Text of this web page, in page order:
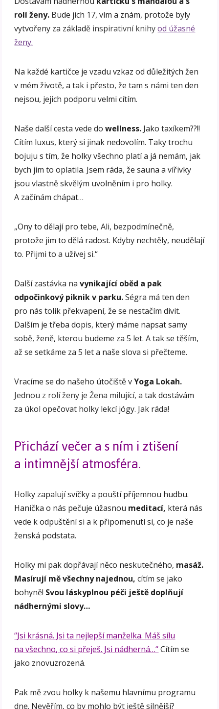
rolí ženy. Bude jich 17, vím a znám, protože byly
vytvořeny za základě inspirativní knihyod úžasné
ženy.
Na každé kartičce je vzadu vzkaz od důležitých žen
v mém životě, a tak i přesto, že tam s námi ten den
nejsou, jejich podporu velmi cítím.
Naše další cesta vede dowellness. Jako taxíkem??!!
Cítím luxus, který si jinak nedovolím. Taky trochu
bojuju s tím, že holky všechno platí a já nemám, jak
bych jim to oplatila. Jsem ráda, že sauna a vířivky
jsou vlastně skvělým uvolněním i pro holky.
A začínám chápat…
„Ony to dělají pro tebe, Ali, bezpodmínečně,
protože jim to dělá radost. Kdyby nechtěly, neudělají
to. Přijmi to a užívej si.“
Další zastávka navynikající oběd a pak
odpočinkový piknik v parku.Ségra má ten den
pro nás tolik překvapení, že se nestačím divit.
Dalším je třeba dopis, který máme napsat samy
sobě, ženě, kterou budeme za 5 let. A tak se těším,
až se setkáme za 5 let a naše slova si přečteme.
Vracíme se do našeho útočiště vYoga Lokah.
Jednou z rolí ženy je Žena milující, a tak dostávám
za úkol opečovat holky lekcí jógy. Jak ráda!
Přichází večer a s ním i ztišení
a intimnější atmosféra.
Holky zapalují svíčky a pouští příjemnou hudbu.
Hanička o nás pečuje úžasnou meditací, která nás
vede k odpuštění si a k připomenutí si, co je naše
ženská podstata.
Holky mi pak dopřávají něco neskutečného, masáž.
Masírují mě všechny najednou, cítím se jako
bohyně! Svou láskyplnou péči ještě doplňují
nádhernými slovy…
“Jsi krásná. Jsi ta nejlepší manželka. Máš sílu
na všechno, co si přeješ. Jsi nádherná…“Cítím se
jako znovuzrozená.
Pak mě zvou holky k našemu hlavnímu programu
dne. Nevěřím, co by mohlo být ještě silnější?